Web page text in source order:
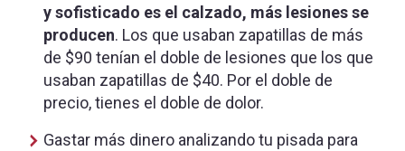
y sofisticado es el calzado, más lesiones se
producen. Los que usaban zapatillas de más
de $90 tenían el doble de lesiones que los que
usaban zapatillas de $40. Por el doble de
precio, tienes el doble de dolor.
Gastar más dinero analizando tu pisada para